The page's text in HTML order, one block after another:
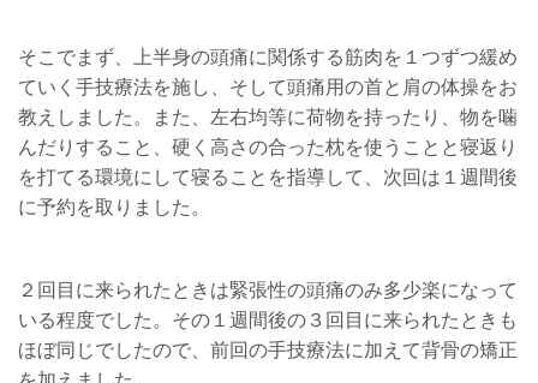
そこでまず、上半身の頭痛に関係する筋肉を１つずつ緩め
ていく手技療法を施し、そして頭痛用の首と肩の体操をお
教えしました。また、左右均等に荷物を持ったり、物を噛
んだりすること、硬く高さの合った枕を使うことと寝返り
を打てる環境にして寝ることを指導して、次回は１週間後
に予約を取りました。
２回目に来られたときは緊張性の頭痛のみ多少楽になって
いる程度でした。その１週間後の３回目に来られたときも
ほぼ同じでしたので、前回の手技療法に加えて背骨の矯正